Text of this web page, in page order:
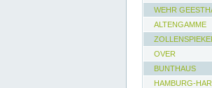
WEHR
ALTENGAMME
OVER
BUNTHAUS
HAMBURG-